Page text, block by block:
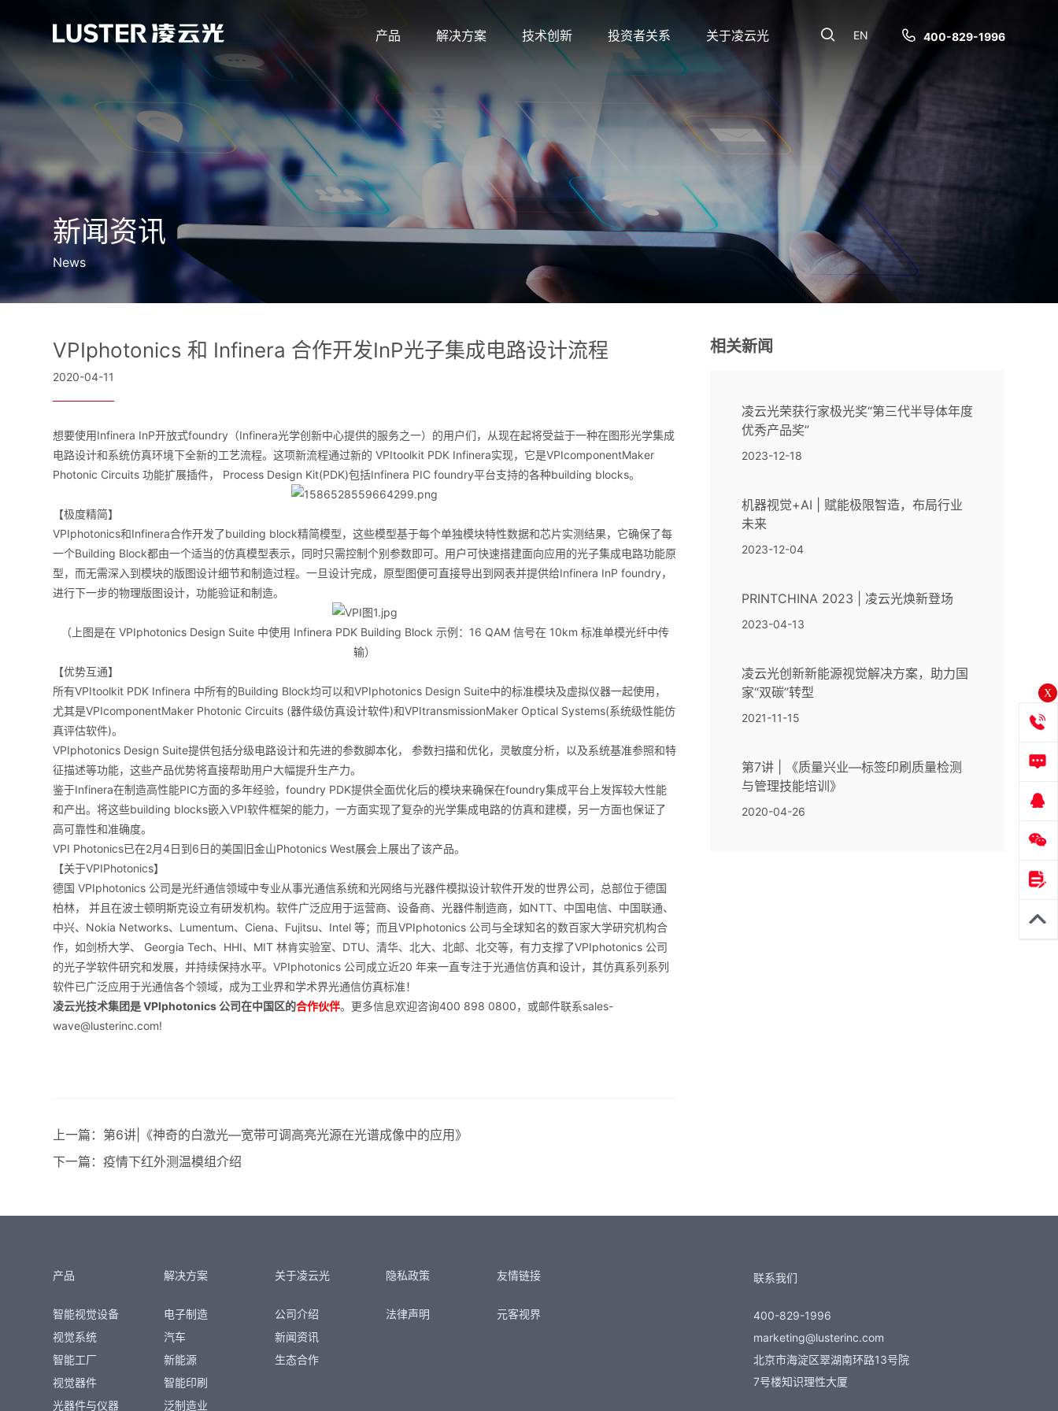
400-829-1996
EN
产品 解决方案 技术创新 投资者关系 关于凌云光
新闻资讯
News
VPIphotonics 和 Infinera 合作开发InP光子集成电路设计流程
2020-04-11
想要使用Infinera InP开放式foundry（Infinera光学创新中心提供的服务之一）的用户们，从现在起将受益于一种在图形光学集成
电路设计和系统仿真环境下全新的工艺流程。这项新流程通过新的 VPItoolkit PDK Infinera实现，它是VPIcomponentMaker
Photonic Circuits 功能扩展插件， Process Design Kit(PDK)包括Infinera PIC foundry平台支持的各种building blocks。
【极度精简】
VPIphotonics和Infinera合作开发了building block精简模型，这些模型基于每个单独模块特性数据和芯片实测结果，它确保了每
一个Building Block都由一个适当的仿真模型表示，同时只需控制个别参数即可。用户可快速搭建面向应用的光子集成电路功能原
型，而无需深入到模块的版图设计细节和制造过程。一旦设计完成，原型图便可直接导出到网表并提供给Infinera InP foundry，
进行下一步的物理版图设计，功能验证和制造。
（上图是在 VPIphotonics Design Suite 中使用 Infinera PDK Building Block 示例：16 QAM 信号在 10km 标准单模光纤中传
输）
【优势互通】
所有VPItoolkit PDK Infinera 中所有的Building Block均可以和VPIphotonics Design Suite中的标准模块及虚拟仪器一起使用，
尤其是VPIcomponentMaker Photonic Circuits (器件级仿真设计软件)和VPItransmissionMaker Optical Systems(系统级性能仿
真评估软件)。
VPIphotonics Design Suite提供包括分级电路设计和先进的参数脚本化， 参数扫描和优化，灵敏度分析，以及系统基准参照和特
征描述等功能，这些产品优势将直接帮助用户大幅提升生产力。
鉴于Infinera在制造高性能PIC方面的多年经验，foundry PDK提供全面优化后的模块来确保在foundry集成平台上发挥较大性能
和产出。将这些building blocks嵌入VPI软件框架的能力，一方面实现了复杂的光学集成电路的仿真和建模，另一方面也保证了
高可靠性和准确度。
VPI Photonics已在2月4日到6日的美国旧金山Photonics West展会上展出了该产品。
【关于VPIPhotonics】
德国 VPIphotonics 公司是光纤通信领域中专业从事光通信系统和光网络与光器件模拟设计软件开发的世界公司，总部位于德国
柏林， 并且在波士顿明斯克设立有研发机构。软件广泛应用于运营商、设备商、光器件制造商，如NTT、中国电信、中国联通、
中兴、Nokia Networks、Lumentum、Ciena、Fujitsu、Intel 等；而且VPIphotonics 公司与全球知名的数百家大学研究机构合
作，如剑桥大学、 Georgia Tech、HHI、MIT 林肯实验室、DTU、清华、北大、北邮、北交等，有力支撑了VPIphotonics 公司
的光子学软件研究和发展，并持续保持水平。VPIphotonics 公司成立近20 年来一直专注于光通信仿真和设计，其仿真系列系列
软件已广泛应用于光通信各个领域，成为工业界和学术界光通信仿真标准！
凌云光技术集团是 VPIphotonics 公司在中国区的合作伙伴。更多信息欢迎咨询400 898 0800，或邮件联系sales-
wave@lusterinc.com!
上一篇： 第6讲|《神奇的白激光—宽带可调高亮光源在光谱成像中的应用》
下一篇：疫情下红外测温模组介绍
相关新闻
凌云光荣获行家极光奖“第三代半导体年度
优秀产品奖”
2023-12-18
机器视觉+AI | 赋能极限智造，布局行业
未来
2023-12-04
PRINTCHINA 2023 | 凌云光焕新登场
2023-04-13
凌云光创新新能源视觉解决方案，助力国
家“双碳”转型
2021-11-15
第7讲 | 《质量兴业—标签印刷质量检测
与管理技能培训》
2020-04-26
产品
智能视觉设备
视觉系统
智能工厂
视觉器件
光器件与仪器
解决方案
电子制造
汽车
新能源
智能印刷
泛制造业
关于凌云光
公司介绍
新闻资讯
生态合作
隐私政策
法律声明
友情链接
元客视界
联系我们
400-829-1996
marketing@lusterinc.com
北京市海淀区翠湖南环路13号院
7号楼知识理性大厦
X